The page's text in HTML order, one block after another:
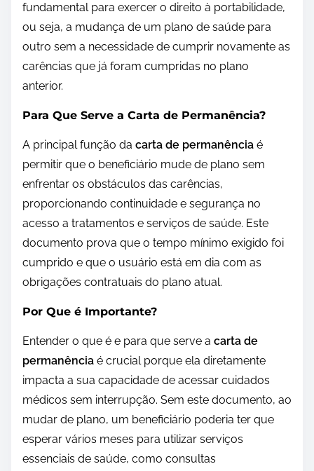
fundamental para exercer o direito à portabilidade,
ou seja, a mudança de um plano de saúde para
outro sem a necessidade de cumprir novamente as
carências que já foram cumpridas no plano
anterior.
Para Que Serve a Carta de Permanência?
A principal função da carta de permanência é
permitir que o beneficiário mude de plano sem
enfrentar os obstáculos das carências,
proporcionando continuidade e segurança no
acesso a tratamentos e serviços de saúde. Este
documento prova que o tempo mínimo exigido foi
cumprido e que o usuário está em dia com as
obrigações contratuais do plano atual.
Por Que é Importante?
Entender o que é e para que serve a carta de
permanência é crucial porque ela diretamente
impacta a sua capacidade de acessar cuidados
médicos sem interrupção. Sem este documento, ao
mudar de plano, um beneficiário poderia ter que
esperar vários meses para utilizar serviços
essenciais de saúde, como consultas